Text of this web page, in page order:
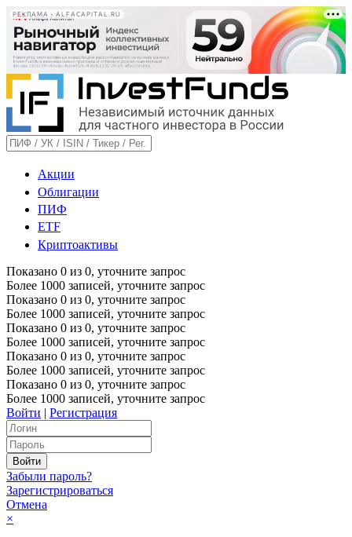
РЕКЛАМА • ALFACAPITAL.RU
Акции
Облигации
ПИФ
ETF
Криптоактивы
Показано 0 из 0, уточните запрос
Более 1000 записей, уточните запрос
Показано 0 из 0, уточните запрос
Более 1000 записей, уточните запрос
Показано 0 из 0, уточните запрос
Более 1000 записей, уточните запрос
Показано 0 из 0, уточните запрос
Более 1000 записей, уточните запрос
Показано 0 из 0, уточните запрос
Более 1000 записей, уточните запрос
Войти | Регистрация
Забыли пароль?
Зарегистрироваться
Отмена
×